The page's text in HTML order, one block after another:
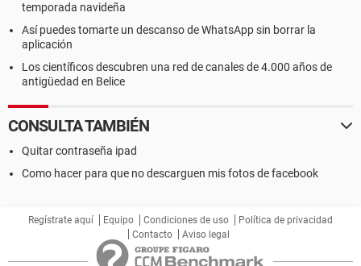
temporada navideña
Así puedes tomarte un descanso de WhatsApp sin borrar la
aplicación
Los científicos descubren una red de canales de 4.000 años de
antigüedad en Belice
CONSULTA TAMBIÉN
Quitar contraseña ipad
Como hacer para que no descarguen mis fotos de facebook
Regístrate aquí Equipo Condiciones de uso
Política de privacidad
Contacto
Aviso legal